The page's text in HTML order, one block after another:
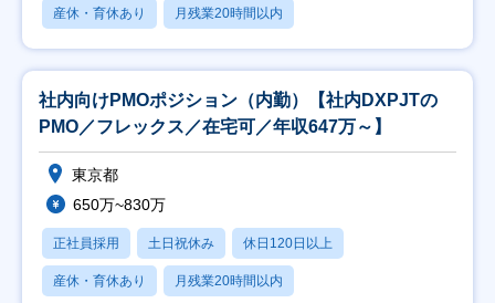
産休・育休あり 月残業20時間以内
社内向けPMOポジション（内勤）【社内DXPJTの
PMO／フレックス／在宅可／年収647万～】
東京都
650万~830万
正社員採用 土日祝休み 休日120日以上
産休・育休あり 月残業20時間以内